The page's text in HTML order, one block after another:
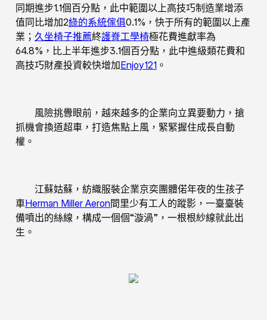
同期進步1.1個百分點，此中範圍以上高技巧制造業增添
值同比增加2綠的系統傢俱0.1%，快于所有的範圍以上產
業； 久坐椅子推薦終護脊工學椅極花費進獻率為
64.8%，比上半年進步3.1個百分點，此中進級類花費和
高技巧財產投資較快增加Enjoy121 。
風險挑釁眼前，越來越多的企業向立異要動力，搶
抓機會換道超車，打造焦點上風，緊緊握住成長自動
權。
江蘇姑蘇，紡織服裝企業京奕團體偌年夜的生孩子
車Herman Miller Aeron間里少有工人的蹤影，一臺臺裝
備噴出的絲線，構成一個個“漩渦”，一根根紗線就此出
生。